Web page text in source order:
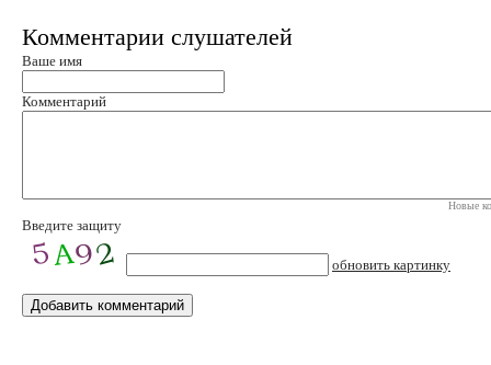
Комментарии слушателей
Ваше имя
Комментарий
Новые
Введите защиту
обновить картинку